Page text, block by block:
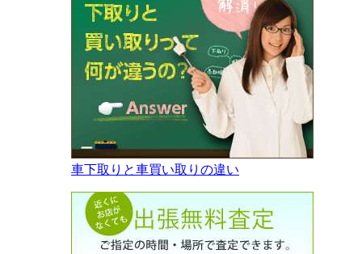
車下取りと車買い取りの違い